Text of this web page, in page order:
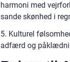
harmoni med
sande skønhed i
5. Kulturel
adfærd og